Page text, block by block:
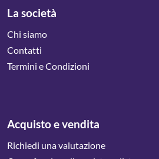
La società
Chi siamo
Contatti
Termini e Condizioni
Acquisto e vendita
Richiedi una valutazione